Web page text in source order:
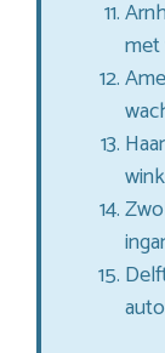
met